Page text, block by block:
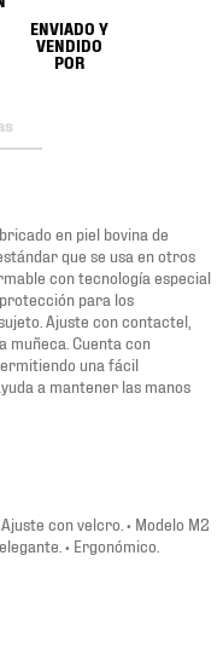
ENVIADO Y
VENDIDO
POR
en piel bovina de
que se usa en otros
con tecnología especial
para los
Ajuste con contactel,
muñeca. Cuenta con
una fácil
a mantener las manos
con velcro. • Modelo M2
• Ergonómico.